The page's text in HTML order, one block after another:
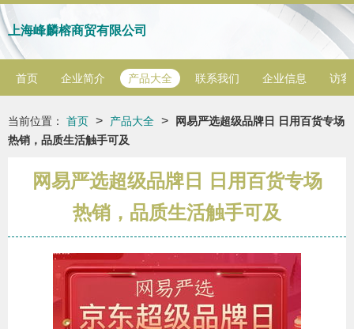
上海峰麟榕商贸有限公司
首页 企业简介 产品大全 联系我们 企业信息 访客
当前位置： 首页 > 产品大全 >
网易严选超级品牌日 日用百货专场
热销，品质生活触手可及
网易严选超级品牌日 日用百货专场
热销，品质生活触手可及